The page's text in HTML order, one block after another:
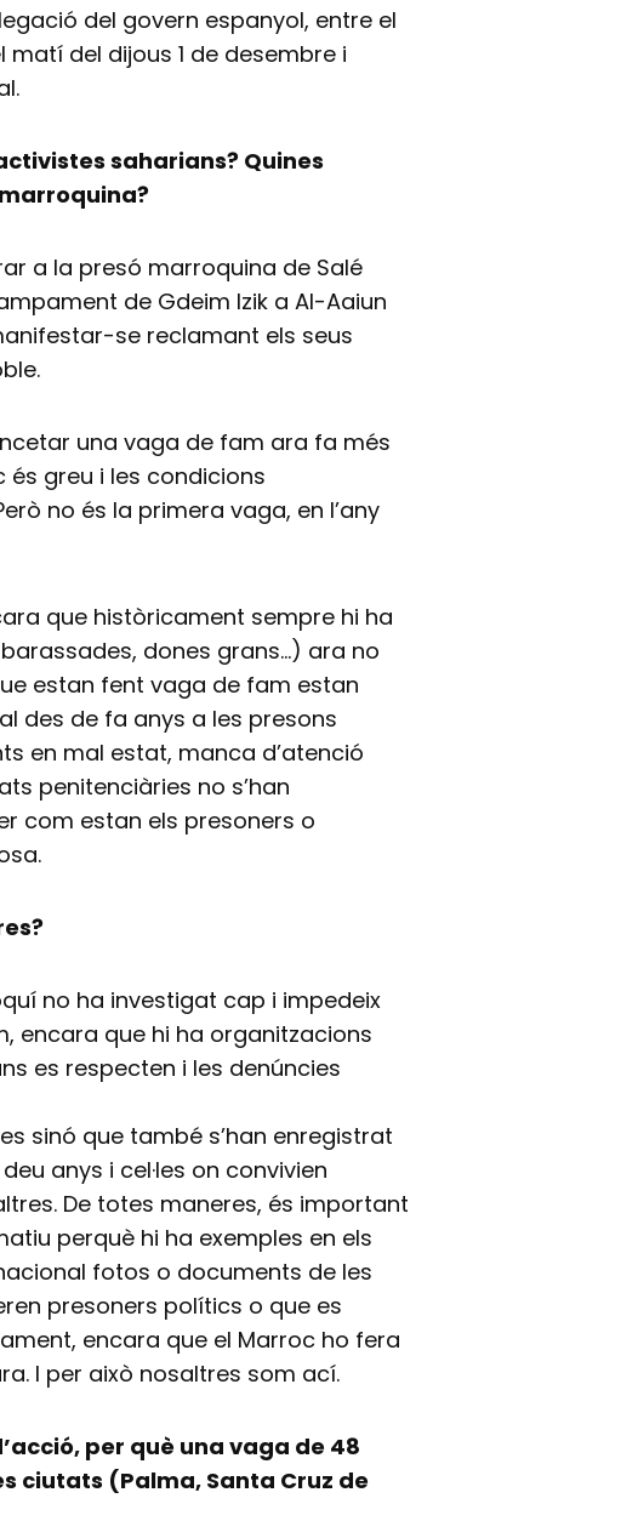
del govern espanyol, entre el
del dijous 1 de desembre i
saharians? Quines
a la presó marroquina de Salé
de Gdeim Izik a Al-Aaiun
se reclamant els seus
una vaga de fam ara fa més
és greu i les condicions
no és la primera vaga, en l’any
que històricament sempre hi ha
dones grans…) ara no
estan fent vaga de fam estan
des de fa anys a les presons
en mal estat, manca d’atenció
penitenciàries no s’han
com estan els presoners o
no ha investigat cap i impedeix
encara que hi ha organitzacions
es respecten i les denúncies
sinó que també s’han enregistrat
anys i cel·les on convivien
De totes maneres, és important
perquè hi ha exemples en els
fotos o documents de les
presoners polítics o que es
encara que el Marroc ho fera
I per això nosaltres som ací.
per què una vaga de 48
ciutats (Palma, Santa Cruz de